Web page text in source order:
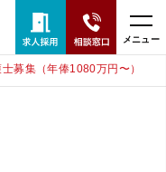
メニュー
募集（年俸1080万円〜）
対応